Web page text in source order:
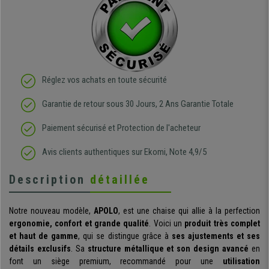
Réglez vos achats en toute sécurité
Garantie de retour sous 30 Jours, 2 Ans Garantie Totale
Paiement sécurisé et Protection de l'acheteur
Avis clients authentiques sur Ekomi, Note 4,9/5
Description détaillée
Notre nouveau modèle, APOLO, est une chaise qui allie à la perfection
ergonomie, confort et grande qualité. Voici un produit très complet
et haut de gamme, qui se distingue grâce à ses ajustements et ses
détails exclusifs. Sa structure métallique et son design avancé en
font un siège premium, recommandé pour une utilisation